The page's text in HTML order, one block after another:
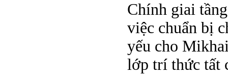
Chính giai
việc chuẩn bị
yếu cho
lớp trí thức tất